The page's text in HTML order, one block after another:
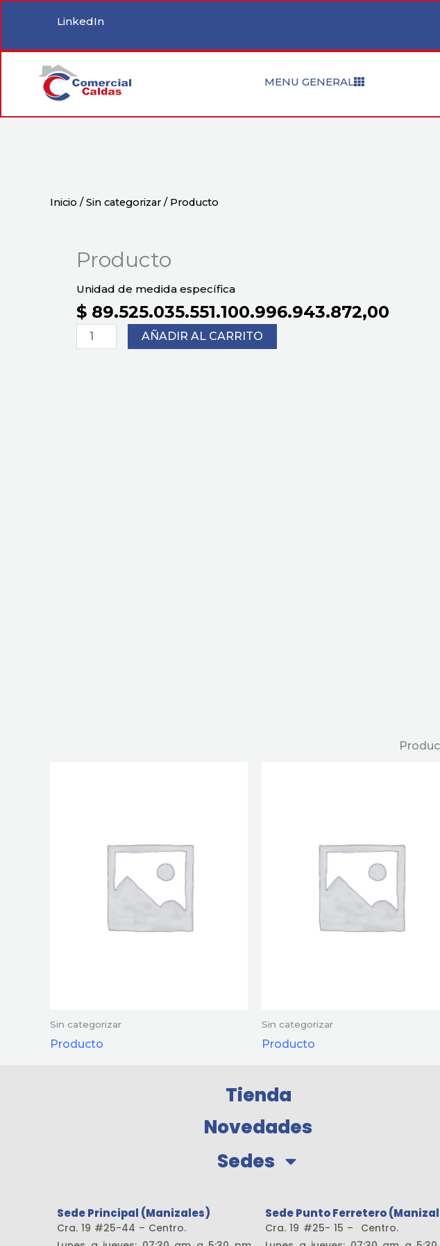
LinkedIn
MENU GENERAL
Inicio /Sin categorizar / Producto
Producto
Unidad de medida específica
$ 89.525.035.551.100.996.943.872,00
Producto
cantidad
AÑADIR AL CARRITO
Sin categorizar
Producto
Sin categorizar
Producto
Tienda
Novedades
Sedes
Sede Principal (Manizales)
Cra. 19 #25-44 – Centro.
Sede Punto Ferretero
Cra. 19 #25- 15 –